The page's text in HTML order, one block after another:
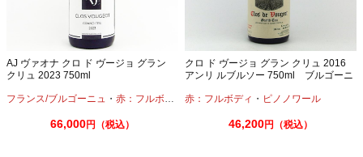
AJ ヴァオナ クロ ド ヴージョ グラン
クリュ 2023 750ml
フランス/ブルゴーニュ ・ 赤：フルボディ ・ピノノワール
66,000円（税込）
クロ ド ヴージョ グラン クリュ 2016
アンリ ルブルソー 750ml ブルゴーニ
赤：フルボディ ・ ピノノワール
46,200円（税込）